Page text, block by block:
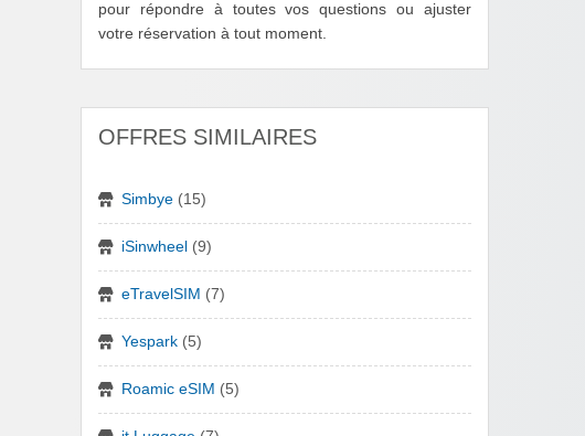
pour répondre à toutes vos questions ou ajuster
votre réservation à tout moment.
OFFRES SIMILAIRES
Simbye (15)
iSinwheel (9)
eTravelSIM (7)
Yespark (5)
Roamic eSIM (5)